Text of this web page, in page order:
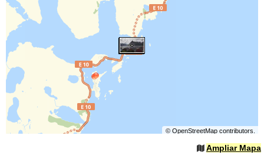
© OpenStreetMapcontributors.
Ampliar Mapa